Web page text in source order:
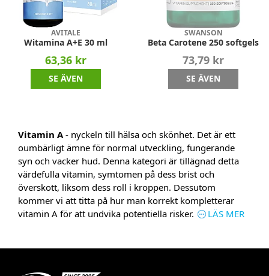
AVITALE
Witamina A+E 30 ml
63,36 kr
SE ÄVEN
SWANSON
Beta Carotene 250 softgels
73,79 kr
SE ÄVEN
Vitamin A - nyckeln till hälsa och skönhet. Det är ett
oumbärligt ämne för normal utveckling, fungerande
syn och vacker hud. Denna kategori är tillägnad detta
värdefulla vitamin, symtomen på dess brist och
överskott, liksom dess roll i kroppen. Dessutom
kommer vi att titta på hur man korrekt kompletterar
vitamin A för att undvika potentiella risker.
LÄS MER